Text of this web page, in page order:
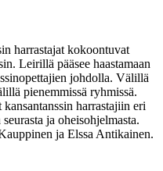
harrastajat kokoontuvat
Leirillä pääsee haastamaan
johdolla. Välillä
pienemmissä ryhmissä.
harrastajiin eri
ja oheisohjelmasta.
ja Elssa Antikainen.